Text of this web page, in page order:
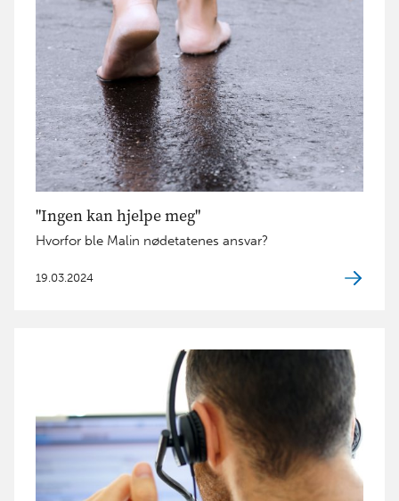
"Ingen kan hjelpe meg"
Hvorfor ble Malin nødetatenes ansvar?
19.03.2024